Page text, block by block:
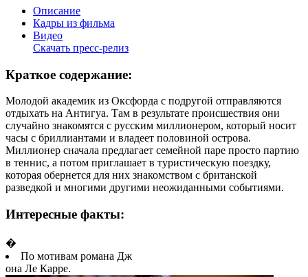
Описание
Кадры из фильма
Видео
Скачать пресс-релиз
Краткое содержание:
Молодой академик из Оксфорда с подругой отправляются
отдыхать на Антигуа. Там в результате происшествия они
случайно знакомятся с русским миллионером, который носит
часы с бриллиантами и владеет половиной острова.
Миллионер сначала предлагает семейной паре просто партию
в теннис, а потом приглашает в туристическую поездку,
которая обернется для них знакомством с британской
разведкой и многими другими неожиданными событиями.
Интересные факты:
�
По мотивам романа Дж
она Ле Карре.